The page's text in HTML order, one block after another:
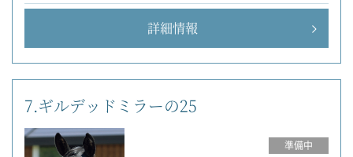
詳細情報
7.ギルデッドミラーの25
準備中